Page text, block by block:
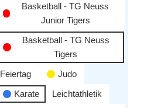
Basketball - TG Neuss
Junior Tigers
Basketball - TG Neuss
Tigers
Feiertag
Judo
Karate
Leichtathletik